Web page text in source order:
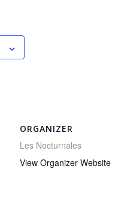
ORGANIZER
Les Nocturnales
View Organizer Website